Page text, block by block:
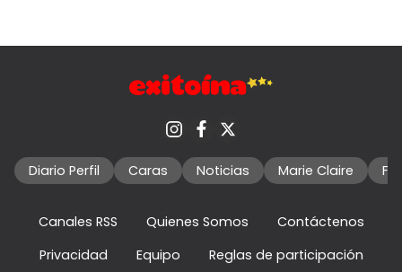
Diario Perfil Caras Noticias Marie Claire
Canales RSS Quienes Somos
Contáctenos
Privacidad
Equipo Reglas de participación